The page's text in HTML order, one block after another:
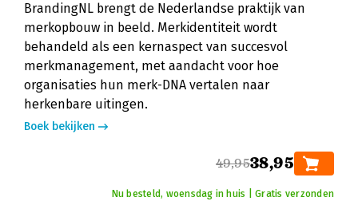
BrandingNL brengt de Nederlandse praktijk van
merkopbouw in beeld. Merkidentiteit wordt
behandeld als een kernaspect van succesvol
merkmanagement, met aandacht voor hoe
organisaties hun merk-DNA vertalen naar
herkenbare uitingen.
Boek bekijken
49,9538,95
Nu besteld, woensdag in huis | Gratis verzonden